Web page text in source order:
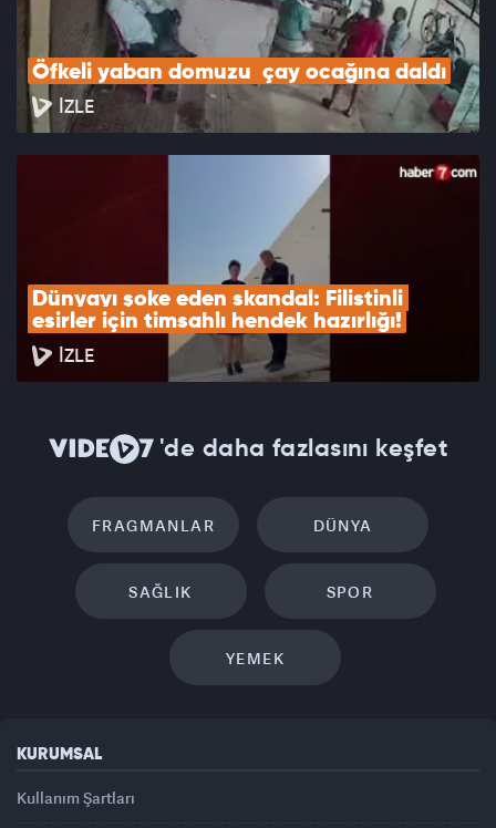
Öfkeli yaban domuzu  çay ocağına daldı
İZLE
Dünyayı şoke eden skandal: Filistinli
esirler için timsahlı hendek hazırlığı!
İZLE
'de daha fazlasını keşfet
FRAGMANLAR DÜNYA
SAĞLIK SPOR
YEMEK
KURUMSAL
Kullanım Şartları